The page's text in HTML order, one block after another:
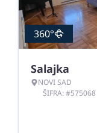
360°
Salajka
NOVI SAD
ŠIFRA: #575068